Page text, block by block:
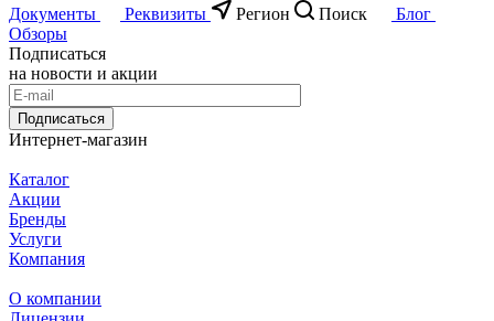
Документы
Реквизиты Регион Поиск
Блог
Обзоры
Подписаться
на новости и акции
Подписаться
Интернет-магазин
Каталог
Акции
Бренды
Услуги
Компания
О компании